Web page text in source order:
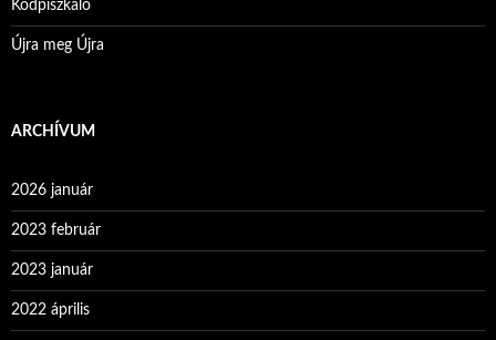
Ködpiszkáló
Újra meg Újra
ARCHÍVUM
2026 január
2023 február
2023 január
2022 április